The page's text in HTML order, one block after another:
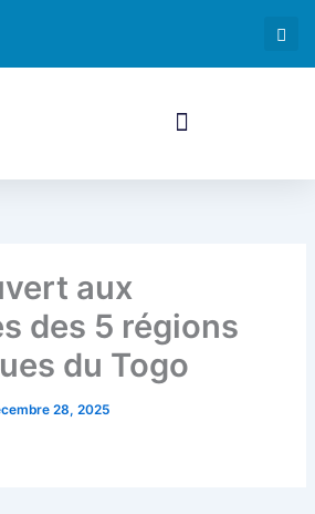
aux
des 5 régions
du Togo
28, 2025